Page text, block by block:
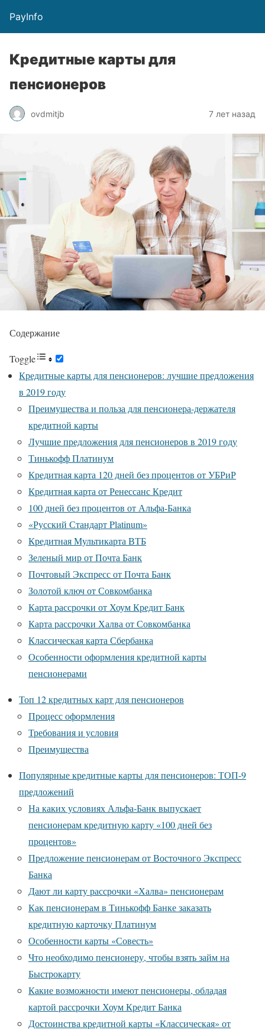
PayInfo
Кредитные карты для
пенсионеров
ovdmitjb 7 лет назад
Содержание
Toggle
Кредитные карты для пенсионеров: лучшие предложения
в 2019 году
Преимущества и польза для пенсионера-держателя
кредитной карты
Лучшие предложения для пенсионеров в 2019 году
Тинькофф Платинум
Кредитная карта 120 дней без процентов от УБРиР
Кредитная карта от Ренессанс Кредит
100 дней без процентов от Альфа-Банка
«Русский Стандарт Platinum»
Кредитная Мультикарта ВТБ
Зеленый мир от Почта Банк
Почтовый Экспресс от Почта Банк
Золотой ключ от Совкомбанка
Карта рассрочки от Хоум Кредит Банк
Карта рассрочки Халва от Совкомбанка
Классическая карта Сбербанка
Особенности оформления кредитной карты
пенсионерами
Топ 12 кредитных карт для пенсионеров
Процесс оформления
Требования и условия
Преимущества
Популярные кредитные карты для пенсионеров: ТОП-9
предложений
На каких условиях Альфа-Банк выпускает
пенсионерам кредитную карту «100 дней без
процентов»
Предложение пенсионерам от Восточного Экспресс
Банка
Дают ли карту рассрочки «Халва» пенсионерам
Как пенсионерам в Тинькофф Банке заказать
кредитную карточку Платинум
Особенности карты «Совесть»
Что необходимо пенсионеру, чтобы взять займ на
Быстрокарту
Какие возможности имеют пенсионеры, обладая
картой рассрочки Хоум Кредит Банка
Достоинства кредитной карты «Классическая» от